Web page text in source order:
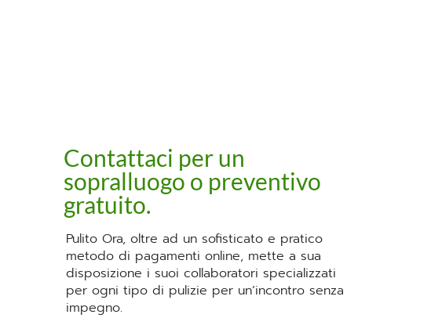
Contattaci per un
sopralluogo o preventivo
gratuito.
Pulito Ora, oltre ad un sofisticato e pratico
metodo di pagamenti online, mette a sua
disposizione i suoi collaboratori specializzati
per ogni tipo di pulizie per un’incontro senza
impegno.